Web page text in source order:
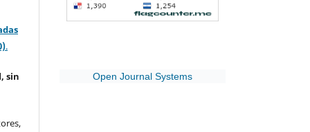
.
sin
Open Journal Systems